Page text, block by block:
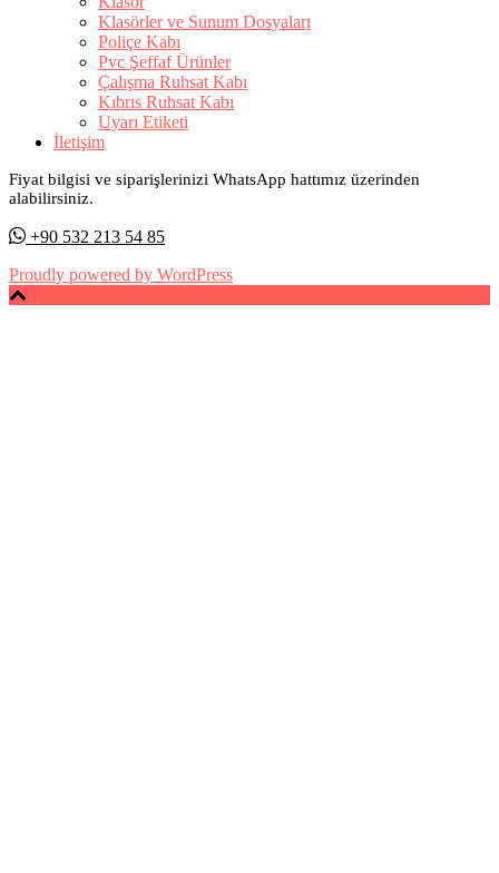
Klasörler ve Sunum Dosyaları
Poliçe Kabı
Pvc Şeffaf Ürünler
Çalışma Ruhsat Kabı
Kıbrıs Ruhsat Kabı
Uyarı Etiketi
İletişim
Fiyat bilgisi ve siparişlerinizi WhatsApp hattımız üzerinden
alabilirsiniz.
+90 532 213 54 85
Proudly powered by WordPress